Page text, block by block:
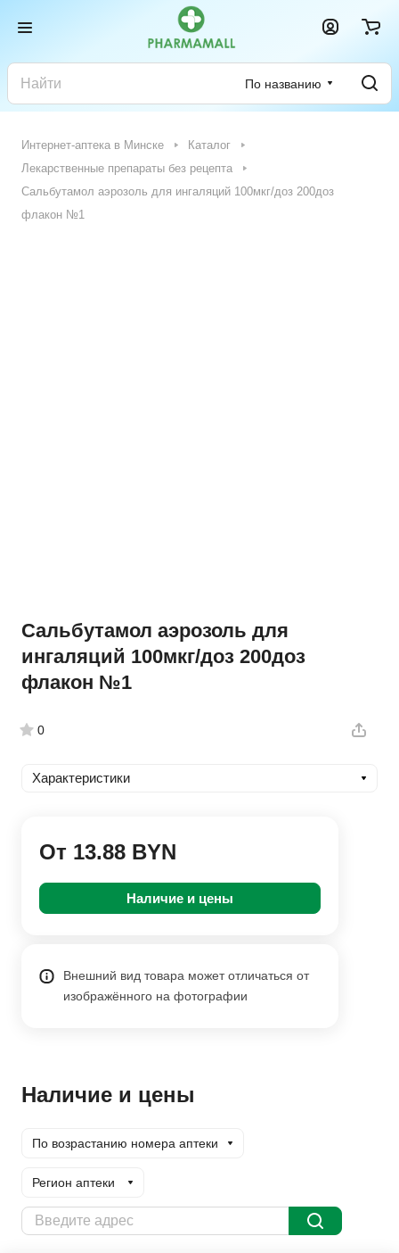
По названию
Интернет-аптека в Минске
Каталог
Лекарственные препараты без рецепта
Сальбутамол аэрозоль для ингаляций 100мкг/доз 200доз
флакон №1
Сальбутамол аэрозоль для
ингаляций 100мкг/доз 200доз
флакон №1
0
Характеристики
От 13.88 BYN
Наличие и цены
Внешний вид товара может отличаться от
изображённого на фотографии
Наличие и цены
По возрастанию номера аптеки
Регион аптеки
Доставка курьером Заказать